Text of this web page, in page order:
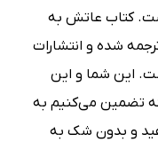
کتاب عاتش به
شده و انتشارات
این شما و این
تضمین می‌کنیم به
و بدون شک به